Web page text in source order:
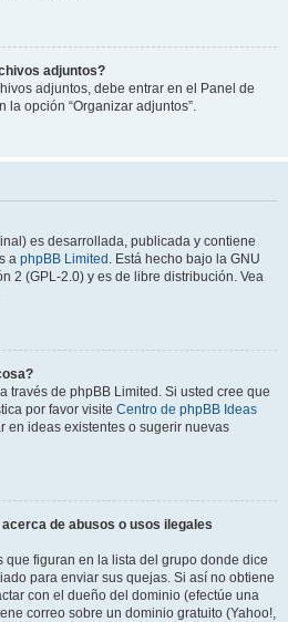
adjuntos?
adjuntos, debe entrar en el Panel de
la opción “Organizar adjuntos”.
es desarrollada, publicada y contiene
a phpBB Limited . Está hecho bajo la GNU
2 (GPL-2.0) y es de libre distribución. Vea
través de phpBB Limited. Si usted cree que
por favor visite Centro de phpBB Ideas
en ideas existentes o sugerir nuevas
de abusos o usos ilegales
figuran en la lista del grupo donde dice
para enviar sus quejas. Si así no obtiene
con el dueño del dominio (efectúe una
correo sobre un dominio gratuito (Yahoo!,